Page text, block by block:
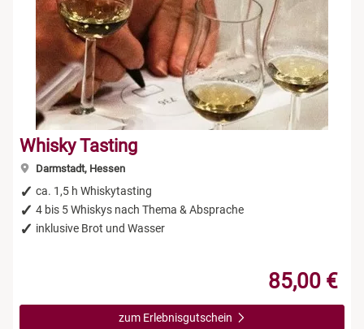
Whisky Tasting
Darmstadt, Hessen
ca. 1,5 h Whiskytasting
4 bis 5 Whiskys nach Thema & Absprache
inklusive Brot und Wasser
85,00 €
zum Erlebnisgutschein